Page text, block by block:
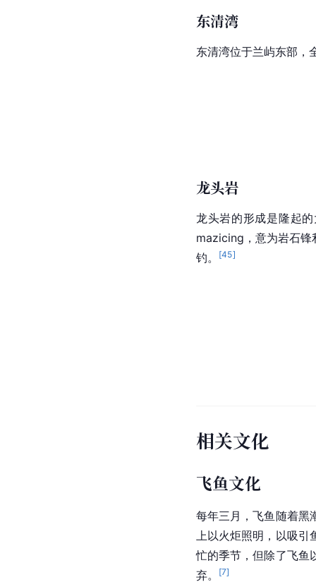
东清湾
东清湾位于兰屿东部，
龙头岩
龙头岩的形成是隆起
mazicing，意为岩石锋
钓。 [45]
相关文化
飞鱼文化
每年三月，飞鱼随着黑
上以火炬照明，以吸引
忙的季节，但除了飞鱼
弃。
[7]